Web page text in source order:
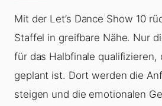
Mit der Let’s Dance Show 10
Staffel in greifbare Nähe. Nur
für das Halbfinale qualifizieren,
geplant ist. Dort werden die
steigen und die emotionalen